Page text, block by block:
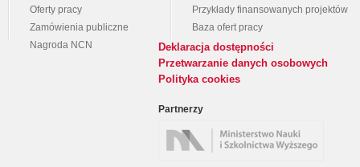
Oferty pracy
Zamówienia publiczne
Nagroda NCN
Przykłady finansowanych projektów
Baza ofert pracy
Deklaracja dostępności
Przetwarzanie danych osobowych
Polityka cookies
Partnerzy